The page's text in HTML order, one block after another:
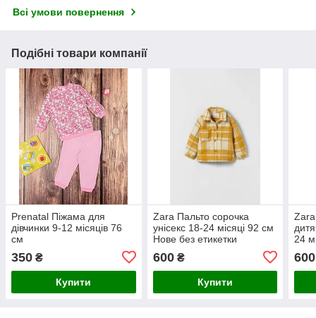
Всі умови повернення
Подібні товари компанії
Prenatal Піжама для
дівчинки 9-12 місяців 76
см
350 ₴
Купити
Zara Пальто сорочка
унісекс 18-24 місяці 92 см
Нове без етикетки
600₴
Купити
24
600